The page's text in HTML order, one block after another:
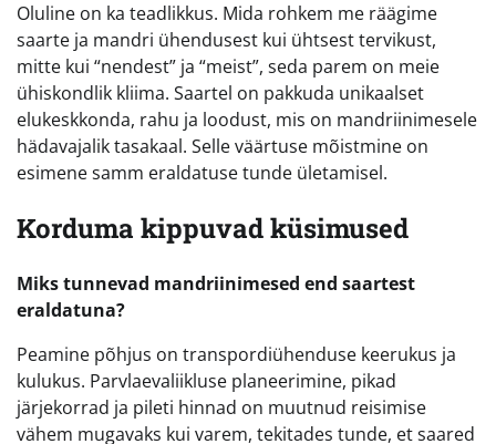
Oluline on ka teadlikkus. Mida rohkem me räägime
saarte ja mandri ühendusest kui ühtsest tervikust,
mitte kui “nendest” ja “meist”, seda parem on meie
ühiskondlik kliima. Saartel on pakkuda unikaalset
elukeskkonda, rahu ja loodust, mis on mandriinimesele
hädavajalik tasakaal. Selle väärtuse mõistmine on
esimene samm eraldatuse tunde ületamisel.
Korduma kippuvad küsimused
Miks tunnevad mandriinimesed end saartest
eraldatuna?
Peamine põhjus on transpordiühenduse keerukus ja
kulukus. Parvlaevaliikluse planeerimine, pikad
järjekorrad ja pileti hinnad on muutnud reisimise
vähem mugavaks kui varem, tekitades tunde, et saared